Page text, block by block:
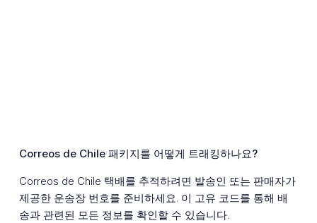
Correos de Chile 패키지를 어떻게 트래킹하나요?
Correos de Chile 택배를 추적하려면 발송인 또는 판매자가
제공한 운송장 번호를 준비하세요. 이 고유 코드를 통해 배
송과 관련된 모든 정보를 확인할 수 있습니다.